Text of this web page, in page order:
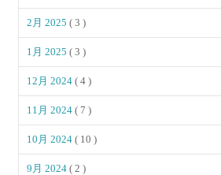
2月 2025( 3 )
1月 2025( 3 )
12月 2024( 4 )
11月 2024( 7 )
10月 2024( 10 )
9月 2024( 2 )